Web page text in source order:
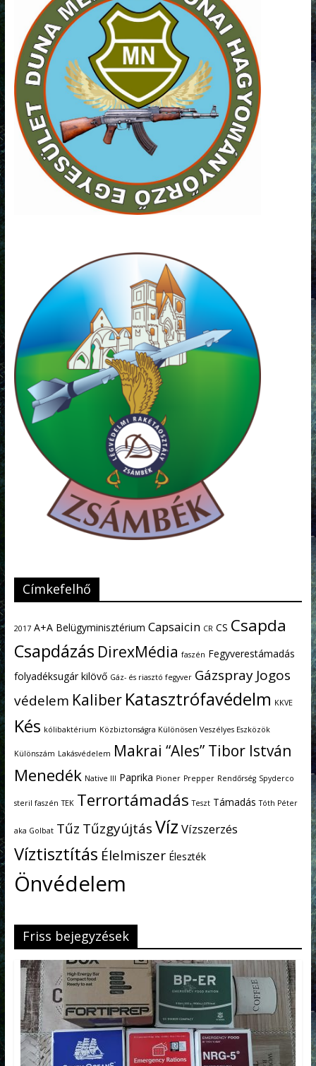
Címkefelhő
2017 A+A Belügyminisztérium Capsaicin CR CS Csapda
Csapdázás DirexMédia faszén Fegyverestámadás
folyadéksugár kilövő Gáz- és riasztó fegyver Gázspray Jogos
védelem Kaliber Katasztrófavédelm KKVE
Kés kólibaktérium Közbiztonságra Különösen Veszélyes Eszközök
Különszám Lakásvédelem Makrai “Ales” Tibor István
Menedék Native III Paprika Pioner Prepper Rendőrség Spyderco
steril faszén TEK Terrortámadás Teszt Támadás Tóth Péter
aka Golbat Tűz TűzgyújtásVíz Vízszerzés
Víztisztítás Élelmiszer Éleszték
Önvédelem
Friss bejegyzések